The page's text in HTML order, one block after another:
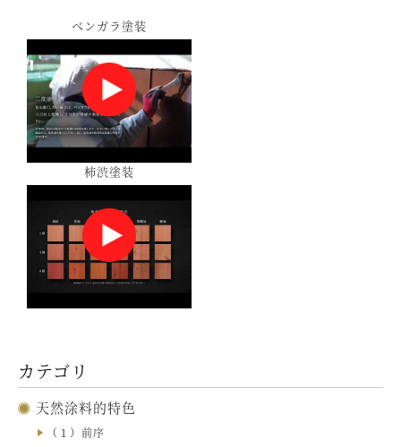
ベンガラ塗装
柿渋塗装
カテゴリ
天然涂料的特色
（１）前序